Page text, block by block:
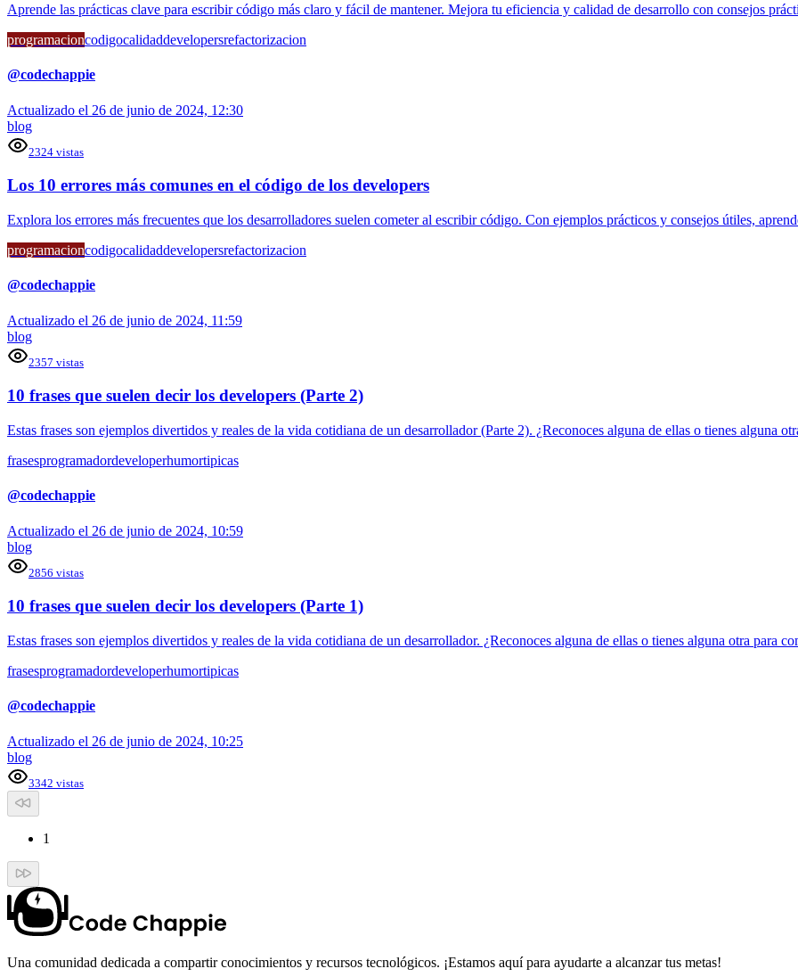
Aprende las prácticas clave para escribir código más claro y fácil de mantener. Mejora tu eficiencia y calidad de desarrollo con consejos
programacioncodigocalidaddevelopersrefactorizacion
@codechappie
Actualizado el 26 de junio de 2024, 12:30
blog
2324 vistas
Los 10 errores más comunes en el código de los developers
Explora los errores más frecuentes que los desarrolladores suelen cometer al escribir código. Con ejemplos prácticos y consejos útiles,
programacioncodigocalidaddevelopersrefactorizacion
@codechappie
Actualizado el 26 de junio de 2024, 11:59
blog
2357 vistas
10 frases que suelen decir los developers (Parte 2)
Estas frases son ejemplos divertidos y reales de la vida cotidiana de un desarrollador (Parte 2). ¿Reconoces alguna de ellas o tienes alguna
frasesprogramadordeveloperhumortipicas
@codechappie
Actualizado el 26 de junio de 2024, 10:59
blog
2856 vistas
10 frases que suelen decir los developers (Parte 1)
Estas frases son ejemplos divertidos y reales de la vida cotidiana de un desarrollador. ¿Reconoces alguna de ellas o tienes alguna otra para
frasesprogramadordeveloperhumortipicas
@codechappie
Actualizado el 26 de junio de 2024, 10:25
blog
3342 vistas
1
Una comunidad dedicada a compartir conocimientos y recursos tecnológicos. ¡Estamos aquí para ayudarte a alcanzar tus metas!